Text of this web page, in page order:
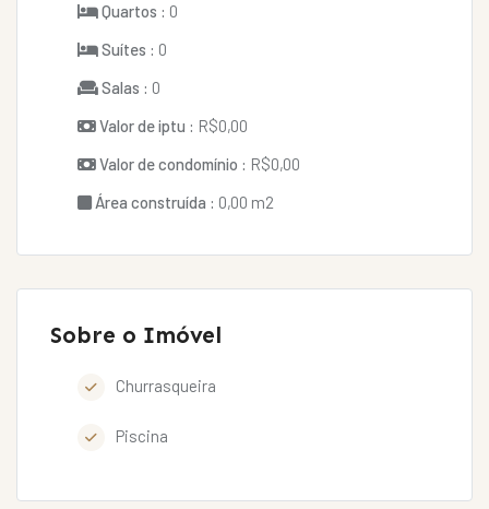
Quartos : 0
Suítes : 0
Salas : 0
Valor de iptu : R$0,00
Valor de condomínio : R$0,00
Área construída : 0,00 m2
Sobre o Imóvel
Churrasqueira
Piscina